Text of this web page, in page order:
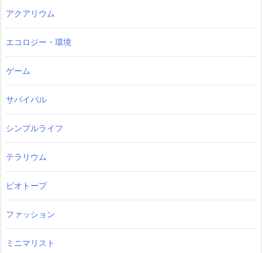
アクアリウム
エコロジー・環境
ゲーム
サバイバル
シンプルライフ
テラリウム
ビオトープ
ファッション
ミニマリスト